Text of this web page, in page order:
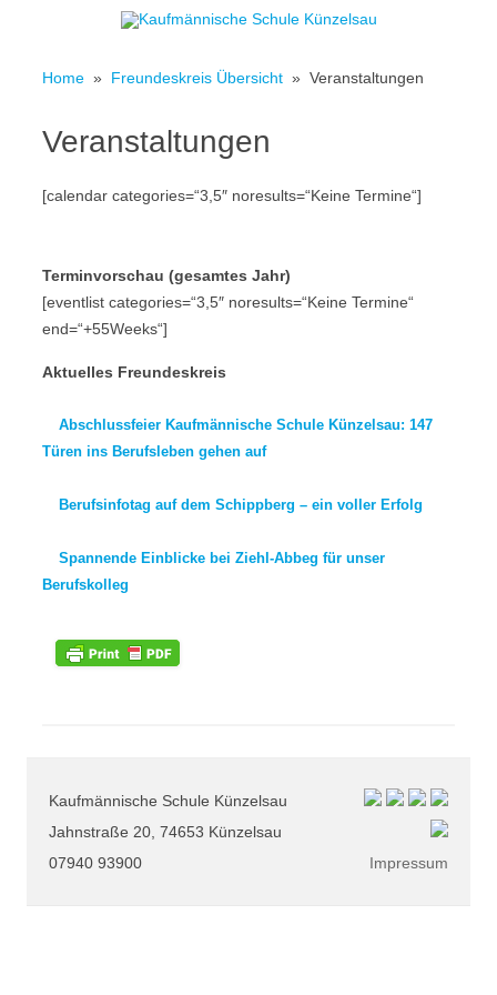
Home » Freundeskreis Übersicht » Veranstaltungen
Veranstaltungen
[calendar categories=“3,5″ noresults=“Keine Termine“]
Terminvorschau (gesamtes Jahr)
[eventlist categories=“3,5″ noresults=“Keine Termine“
end=“+55Weeks“]
Aktuelles Freundeskreis
Abschlussfeier Kaufmännische Schule Künzelsau: 147
Türen ins Berufsleben gehen auf
Berufsinfotag auf dem Schippberg – ein voller Erfolg
Spannende Einblicke bei Ziehl-Abbeg für unser
Berufskolleg
Kaufmännische Schule Künzelsau
Jahnstraße 20, 74653 Künzelsau
07940 93900
Impressum